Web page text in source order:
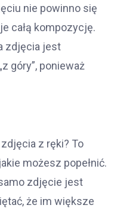
nie powinno się
całą kompozycję.
zdjęcia jest
góry”, ponieważ
z ręki? To
możesz popełnić.
zdjęcie jest
że im większe